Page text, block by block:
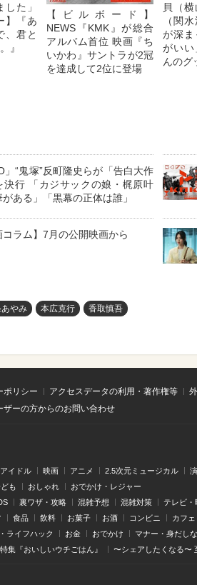
た」
】『あ
、君と
』
【ビルボード】
NEWS『KMK』が総合
アルバム首位 映画『ち
いかわ』サントラが2冠
を達成して2位に登場
貝（
（関
が深
がいい
んのグ
」“鬼塚”反町隆史らが「告白大作
決行 「カジサックの娘・梶原叶
ある」「黒幕の正体は誰」
コラム】7月の公開映画から
やみ 本広克行 香取慎吾
ポリシー アクセスデータの利用・著作権等
ザーの方からのお問い合わせ
アイドル 映画 アニメ 2.5次元ミュージカル
も おしゃれ おでかけ・レジャー
裏ワザ・攻略 混雑予想 混雑対策 テレビ・
食品 飲料 お菓子 お酒 コンビニ カフ
ライフハック お金 おでかけ マナー・身だし
特集『おいしいウチごはん』 〜シェアしたくなる〜